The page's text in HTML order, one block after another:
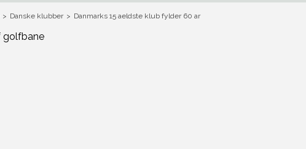
> Danske klubber > Danmarks 15 aeldste klub fylder 60 ar